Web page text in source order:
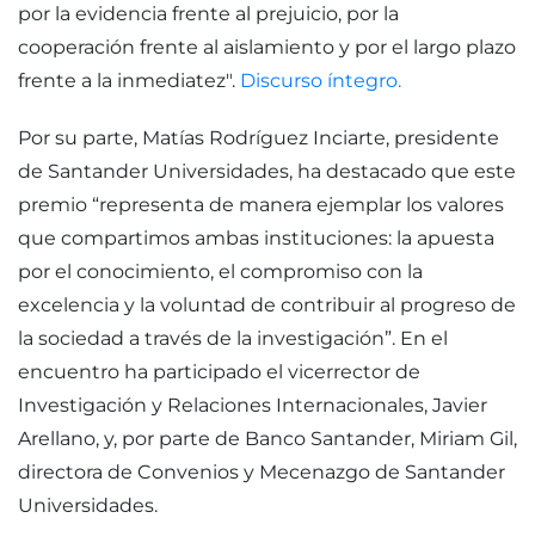
por la evidencia frente al prejuicio, por la
cooperación frente al aislamiento y por el largo plazo
frente a la inmediatez". Discurso íntegro.
Por su parte, Matías Rodríguez Inciarte, presidente
de Santander Universidades, ha destacado que este
premio “representa de manera ejemplar los valores
que compartimos ambas instituciones: la apuesta
por el conocimiento, el compromiso con la
excelencia y la voluntad de contribuir al progreso de
la sociedad a través de la investigación”. En el
encuentro ha participado el vicerrector de
Investigación y Relaciones Internacionales, Javier
Arellano, y, por parte de Banco Santander, Miriam Gil,
directora de Convenios y Mecenazgo de Santander
Universidades.